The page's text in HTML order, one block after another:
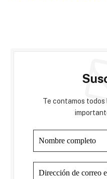
Te contamos todos